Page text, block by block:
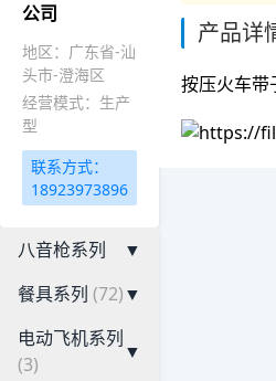
公司
地区：广东省-汕
头市-澄海区
经营模式：生产
型
联系方式：
18923973896
八音枪系列
▼
餐具系列 (72)▼
电动飞机系列
(3)
▼
产品详
按压火车带